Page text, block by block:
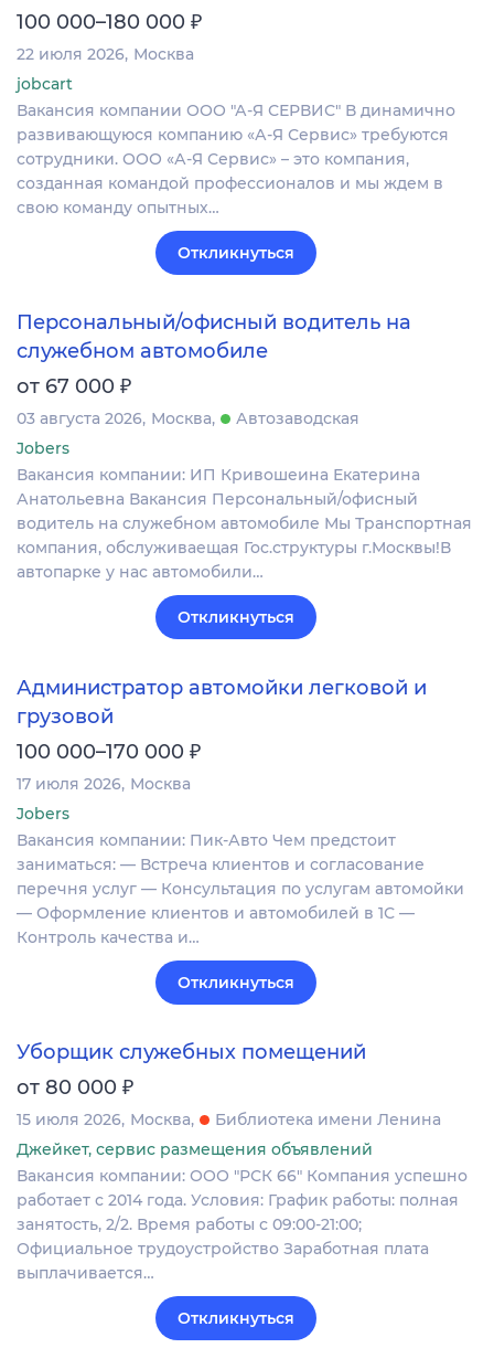
100 000–180 000 ₽
22 июля 2026 Москва
jobcart
Вакансия компании ООО "А-Я СЕРВИС" В динамично
развивающуюся компанию «А-Я Сервис» требуются
сотрудники. ООО «А-Я Сервис» – это компания,
созданная командой профессионалов и мы ждем в
свою команду опытных…
Откликнуться
Персональный/офисный водитель на
служебном автомобиле
от 67 000 ₽
03 августа 2026 Москва
Автозаводская
Jobers
Вакансия компании: ИП Кривошеина Екатерина
Анатольевна Вакансия Персональный/офисный
водитель на служебном автомобиле Мы Тpанcпopтнaя
компания, обслуживаeщая Гоc.структуры г.Moсквы!В
aвтoпapкe у нac автомoбили…
Откликнуться
Администратор автомойки легковой и
грузовой
100 000–170 000 ₽
17 июля 2026 Москва
Jobers
Вакансия компании: Пик-Авто Чем предстоит
заниматься: — Встреча клиентов и согласование
перечня услуг — Консультация по услугам автомойки
— Оформление клиентов и автомобилей в 1С —
Контроль качества и…
Откликнуться
Уборщик служебных помещений
от 80 000 ₽
15 июля 2026 Москва
Библиотека имени Ленина
Джейкет, сервис размещения объявлений
Вакансия компании: ООО "РСК 66" Компания успешно
работает с 2014 года. Условия: График работы: полная
занятость, 2/2. Время работы с 09:00-21:00;
Официальное трудоустройство Заработная плата
выплачивается…
Откликнуться